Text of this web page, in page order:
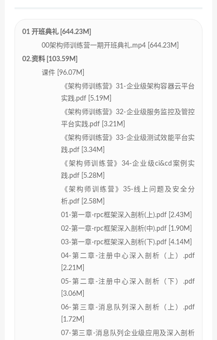
01 开班典礼 [644.23M]
00架构师训练营一期开班典礼.mp4 [644.23M]
02.资料 [103.59M]
课件 [96.07M]
《架构师训练营》31-企业级架构容器云平台
实践.pdf [5.19M]
《架构师训练营》32-企业级服务监控及管控
平台实践.pdf [3.21M]
《架构师训练营》33-企业级测试效能平台实
践.pdf [3.34M]
《架构师训练营》34-企业级ci&cd案例实
践.pdf [5.28M]
《架构师训练营》35-线上问题及安全分
析.pdf [2.58M]
01-第一章-rpc框架深入剖析(上).pdf [2.43M]
02-第一章-rpc框架深入剖析(中).pdf [1.90M]
03-第一章-rpc框架深入剖析(下).pdf [4.14M]
04-第二章-注册中心深入剖析（上）.pdf
[2.21M]
05-第二章-注册中心深入剖析（下）.pdf
[3.06M]
06-第三章-消息队列深入剖析（上）.pdf
[1.72M]
07-第三章-消息队列企业级应用及深入剖析